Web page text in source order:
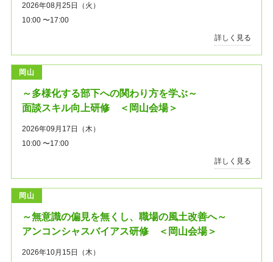
2026年08月25日（火）
10:00 〜17:00
詳しく見る
岡山
～多様化する部下への関わり方を学ぶ～
面談スキル向上研修 ＜岡山会場＞
2026年09月17日（木）
10:00 〜17:00
詳しく見る
岡山
～無意識の偏見を無くし、職場の風土改善へ～
アンコンシャスバイアス研修 ＜岡山会場＞
2026年10月15日（木）